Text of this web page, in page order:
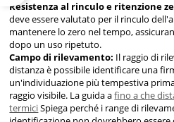
Resistenza al rinculo e ritenzione
deve essere valutato per il rinculo
mantenere lo zero nel tempo,
dopo un uso ripetuto.
Campo di rilevamento: Il raggio di
distanza è possibile identificare una
un'individuazione più tempestiva
raggio visibile. La guida afino a che
termiciSpiega perché i range di